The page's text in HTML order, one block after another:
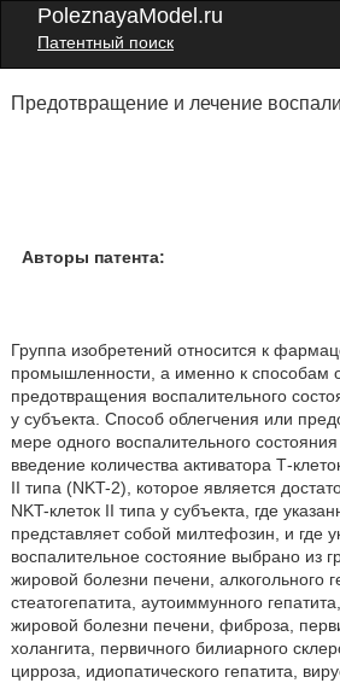
PoleznayaModel.ru
Патентный поиск
Предотвращение и лечение
Авторы патента:
Группа изобретений относится к
промышленности, а именно к способам
предотвращения воспалительного
у субъекта. Способ облегчения или
мере одного воспалительного
введение количества активатора Т-
II типа (NKT-2), которое является
NKT-клеток II типа у субъекта, где
представляет собой милтефозин, и где
воспалительное состояние выбрано из
жировой болезни печени, алкогольного
стеатогепатита, аутоиммунного
жировой болезни печени, фиброза,
холангита, первичного билиарного
цирроза, идиопатического гепатита,